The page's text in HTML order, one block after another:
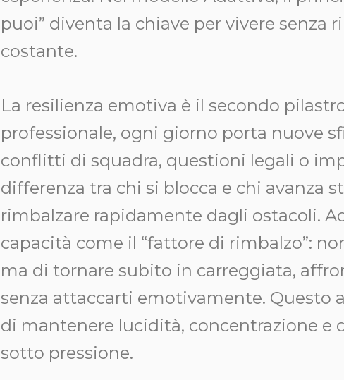
puoi” diventa la chiave per vivere senza
costante.
La resilienza emotiva è il secondo
professionale, ogni giorno porta nuove
conflitti di squadra, questioni legali o
differenza tra chi si blocca e chi avanza
rimbalzare rapidamente dagli ostacoli.
capacità come il “fattore di rimbalzo”:
ma di tornare subito in carreggiata,
senza attaccarti emotivamente.
di mantenere lucidità, concentrazione e
sotto pressione.